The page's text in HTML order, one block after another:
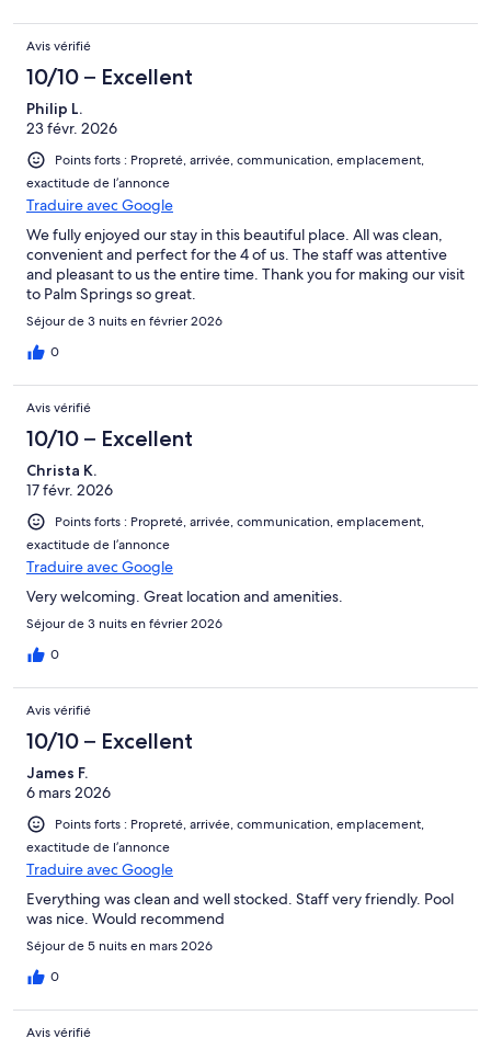
Avis vérifié
10/10 – Excellent
Philip L.
23 févr. 2026
Points forts : Propreté, arrivée, communication, emplacement,
exactitude de l’annonce
Traduire avec Google
We fully enjoyed our stay in this beautiful place. All was clean,
convenient and perfect for the 4 of us. The staff was attentive
and pleasant to us the entire time. Thank you for making our visit
to Palm Springs so great.
Séjour de 3 nuits en février 2026
0
Avis vérifié
10/10 – Excellent
Christa K.
17 févr. 2026
Points forts : Propreté, arrivée, communication, emplacement,
exactitude de l’annonce
Traduire avec Google
Very welcoming. Great location and amenities.
Séjour de 3 nuits en février 2026
0
Avis vérifié
10/10 – Excellent
James F.
6 mars 2026
Points forts : Propreté, arrivée, communication, emplacement,
exactitude de l’annonce
Traduire avec Google
Everything was clean and well stocked. Staff very friendly. Pool
was nice. Would recommend
Séjour de 5 nuits en mars 2026
0
Avis vérifié